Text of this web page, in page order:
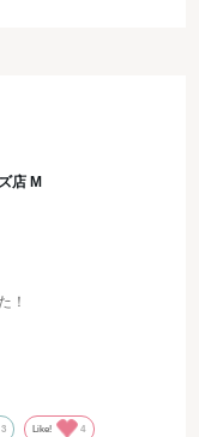
店 M
！
3 Like! 4